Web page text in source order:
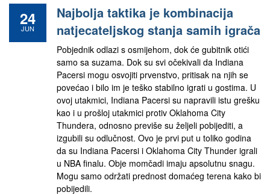
24
JUN
Najbolja taktika je kombinacija
natjecateljskog stanja samih igrača
Pobjednik odlazi s osmijehom, dok će gubitnik otići
samo sa suzama. Dok su svi očekivali da Indiana
Pacersi mogu osvojiti prvenstvo, pritisak na njih se
povećao i bilo im je teško stabilno igrati u gostima. U
ovoj utakmici, Indiana Pacersi su napravili istu grešku
kao i u prošloj utakmici protiv Oklahoma City
Thundera, odnosno previše su željeli pobijediti, a
izgubili su odlučnost. Ovo je prvi put u toliko godina
da su Indiana Pacersi i Oklahoma City Thunder igrali
u NBA finalu. Obje momčadi imaju apsolutnu snagu.
Mogu samo održati prednost domaćeg terena kako bi
pobijedili.